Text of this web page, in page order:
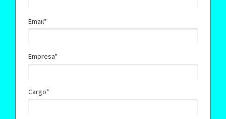
Email*
Empresa*
Cargo*